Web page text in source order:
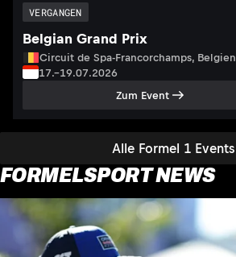
Alle Formel 1 Events
VERGANGEN
Belgian Grand Prix
Circuit de Spa-Francorchamps, Belgien
17.–19.07.2026
Zum Event
FORMELSPORT NEWS